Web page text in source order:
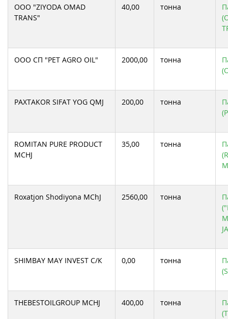
OOO "ZIYODA OMAD
TRANS"
40,00 тонна
OOO СП "PET AGRO OIL" 2000,00 тонна
PAXTAKOR SIFAT YOG QMJ 200,00 тонна
ROMITAN PURE PRODUCT
MCHJ
35,00 тонна
Roxatjon Shodiyona MChJ 2560,00 тонна
SHIMBAY MAY INVEST С/К 0,00 тонна
THEBESTOILGROUP MCHJ 400,00 тонна